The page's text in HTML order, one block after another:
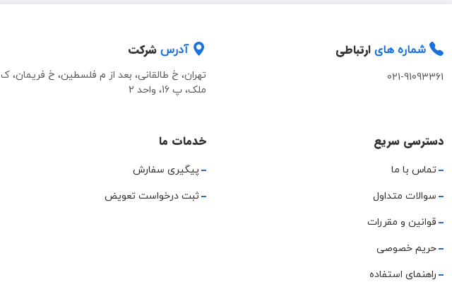
شماره های ارتباطی
021-91093361
آدرس شرکت
تهران، خ طالقانی، بعد از م فلسطین، خ فریمان، ک
ملک، پ 16، واحد 2
دسترسی سریع
تماس با ما
سوالات متداول
قوانین و مقررات
حریم خصوصی
راهنمای استفاده
خدمات ما
پیگیری سفارش
ثبت درخواست تعویض